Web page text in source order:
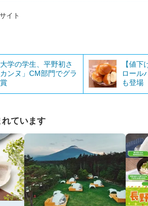
イト
学の学生、平野初さ
ンヌ」CM部門でグラ
【値
ロール
も登場
ています